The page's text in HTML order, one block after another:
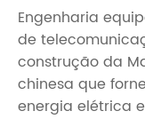
Engenharia
de
construção da
chinesa que
energia elétrica